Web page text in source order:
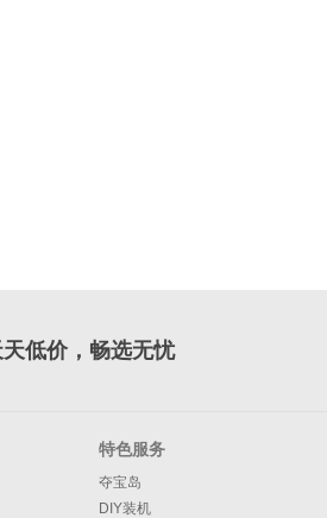
天低价，畅选无忧
特色服务
夺宝岛
DIY装机